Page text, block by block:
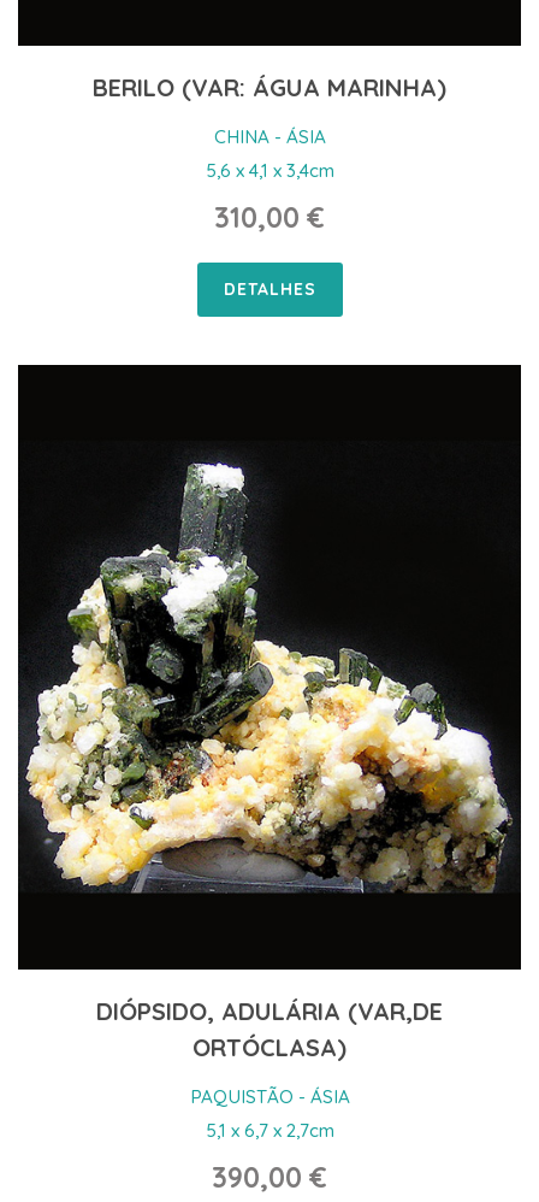
BERILO (VAR: ÁGUA MARINHA)
CHINA - ÁSIA
5,6 x 4,1 x 3,4cm
310,00 €
DETALHES
DIÓPSIDO, ADULÁRIA (VAR,DE
ORTÓCLASA)
PAQUISTÃO - ÁSIA
5,1 x 6,7 x 2,7cm
390,00 €